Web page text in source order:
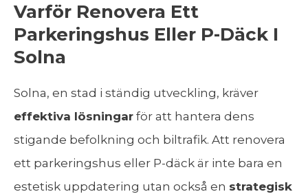
Varför Renovera Ett
Parkeringshus Eller P-Däck I
Solna
Solna, en stad i ständig utveckling, kräver
effektiva lösningar för att hantera dens
stigande befolkning och biltrafik. Att renovera
ett parkeringshus eller P-däck är inte bara en
estetisk uppdatering utan också en strategisk